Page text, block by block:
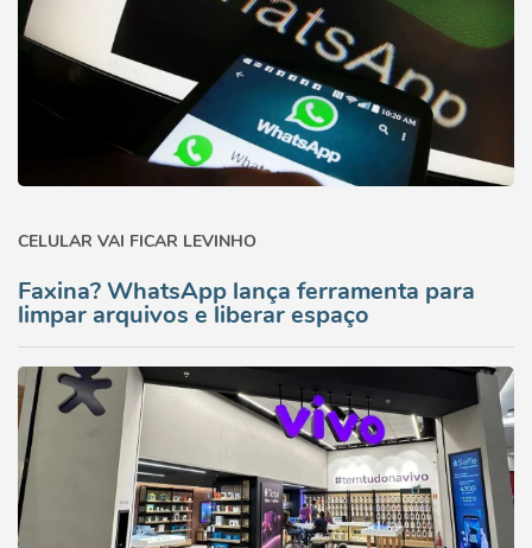
CELULAR VAI FICAR LEVINHO
Faxina? WhatsApp lança ferramenta para
limpar arquivos e liberar espaço